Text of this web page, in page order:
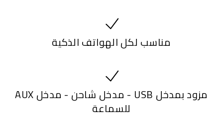
مناسب لكل الهواتف الذكية
مزود بمدخل USB - مدخل شاحن - مدخل AUX
للسماعة